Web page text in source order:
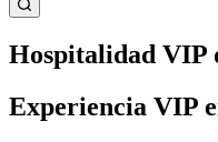
Hospitalidad VIP
Experiencia VIP